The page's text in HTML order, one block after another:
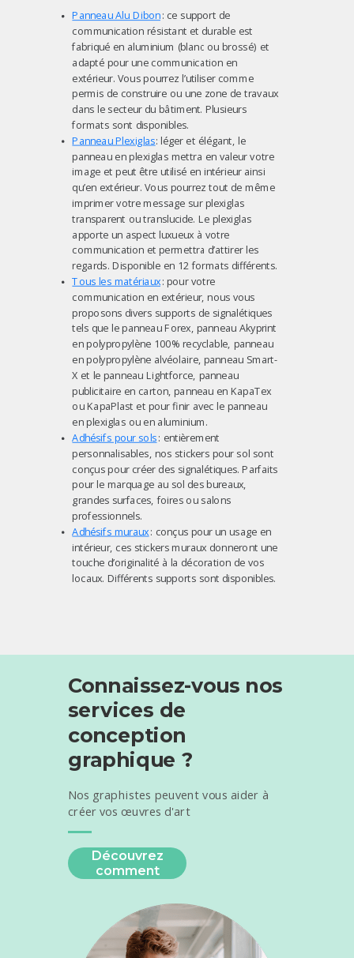
Panneau Alu Dibon: ce support de
communication résistant et durable est
fabriqué en aluminium (blanc ou brossé) et
adapté pour une communication en
extérieur. Vous pourrez l’utiliser comme
permis de construire ou une zone de travaux
dans le secteur du bâtiment. Plusieurs
formats sont disponibles.
Panneau Plexiglas: léger et élégant, le
panneau en plexiglas mettra en valeur votre
image et peut être utilisé en intérieur ainsi
qu’en extérieur. Vous pourrez tout de même
imprimer votre message sur plexiglas
transparent ou translucide. Le plexiglas
apporte un aspect luxueux à votre
communication et permettra d’attirer les
regards. Disponible en 12 formats différents.
Tous les matériaux: pour votre
communication en extérieur, nous vous
proposons divers supports de signalétiques
tels que le panneau Forex, panneau Akyprint
en polypropylène 100% recyclable, panneau
en polypropylène alvéolaire, panneau Smart-
X et le panneau Lightforce, panneau
publicitaire en carton, panneau en KapaTex
ou KapaPlast et pour finir avec le panneau
en plexiglas ou en aluminium.
Adhésifs pour sols: entièrement
personnalisables, nos stickers pour sol sont
conçus pour créer des signalétiques. Parfaits
pour le marquage au sol des bureaux,
grandes surfaces, foires ou salons
professionnels.
Adhésifs muraux: conçus pour un usage en
intérieur, ces stickers muraux donneront une
touche d’originalité à la décoration de vos
locaux. Différents supports sont disponibles.
Nos graphistes peuvent vous aider à
créer vos œuvres d'art
Connaissez-vous nos
services de
conception
graphique ?
Découvrez
comment